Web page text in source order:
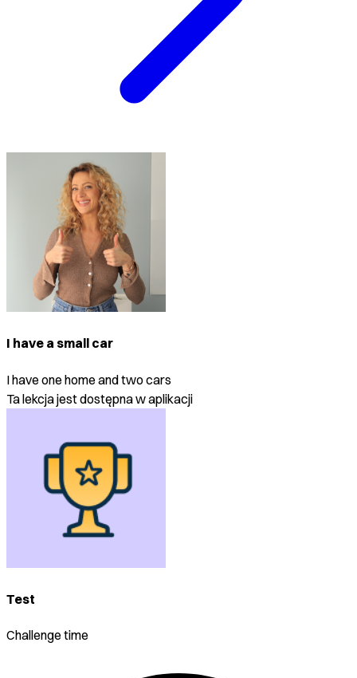
I have a small car
I have one home and two cars
Ta lekcja jest dostępna w aplikacji
Test
Challenge time